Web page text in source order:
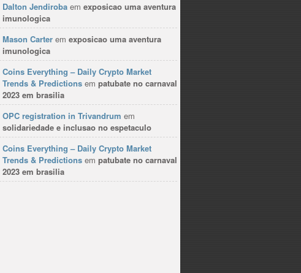
Dalton Jendiroba em exposicao uma aventura
imunologica
Mason Carter em exposicao uma aventura
imunologica
Coins Everything – Daily Crypto Market
Trends & Predictions em patubate no carnaval
2023 em brasilia
OPC registration in Trivandrum em
solidariedade e inclusao no espetaculo
Coins Everything – Daily Crypto Market
Trends & Predictions em patubate no carnaval
2023 em brasilia